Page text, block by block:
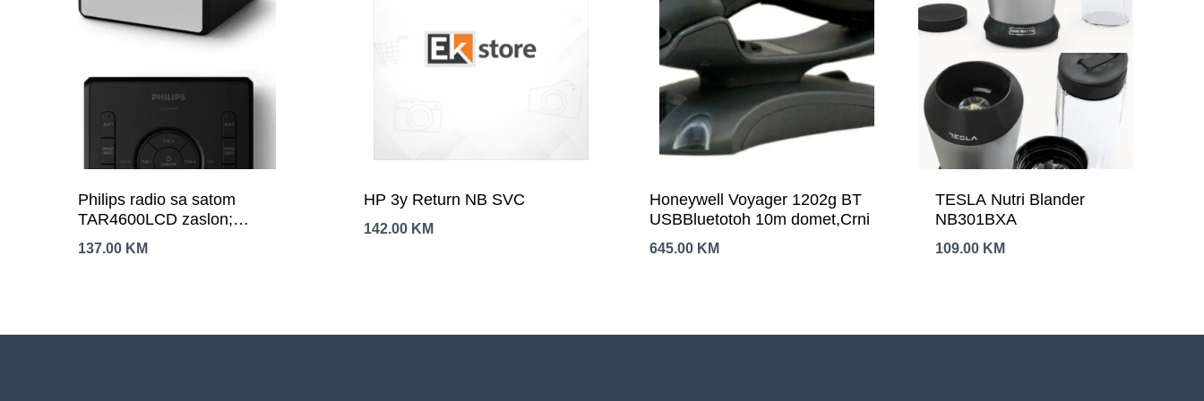
Philips radio sa satom
TAR4600LCD zaslon;
FM/DAB+;USB-C priključak;
137.00 KM
HP 3y Return NB SVC
142.00 KM
Honeywell Voyager 1202g BT
USBBluetotoh 10m domet,Crni
645.00 KM
TESLA Nutri Blander
NB301BXA
109.00 KM